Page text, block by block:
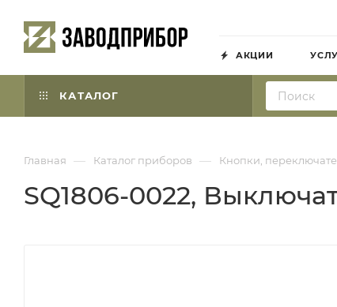
АКЦИИ
КАТАЛОГ
Главная — Каталог приборов — Кнопки,
SQ1806-0022,